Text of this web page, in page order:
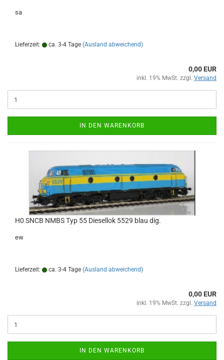
sa
Lieferzeit: ca. 3-4 Tage (Ausland abweichend)
0,00 EUR
inkl. 19% MwSt. zzgl. Versand
IN DEN WARENKORB
H0 SNCB NMBS Typ 55 Diesellok 5529 blau dig.
ew
Lieferzeit: ca. 3-4 Tage (Ausland abweichend)
0,00 EUR
inkl. 19% MwSt. zzgl. Versand
IN DEN WARENKORB